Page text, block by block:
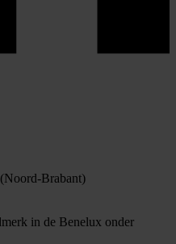
Brabant)
in de Benelux onder